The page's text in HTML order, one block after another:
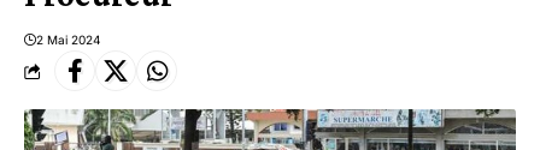
2 Mai 2024